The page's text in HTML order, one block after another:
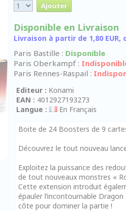
Disponible en Livraison
Livraison à partir de 1,80
Paris Bastille : Disponible
Paris Oberkampf :
Paris Rennes-Raspail :
Editeur : Konami
EAN : 4012927193273
Langue :
En Français
Boite de 24 Boosters de 9
Découvrez le tout nouveau
Exploitez la puissance des
de tout nouveaux monstres «
Cette extension introduit
épauler l’incontournable
côte pour dominer la partie !